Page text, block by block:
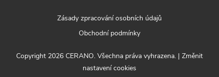
Zásady zpracování osobních údajů
Obchodní podmínky
Copyright 2026 CERANO. Všechna práva vyhrazena. | Změnit
nastavení cookies